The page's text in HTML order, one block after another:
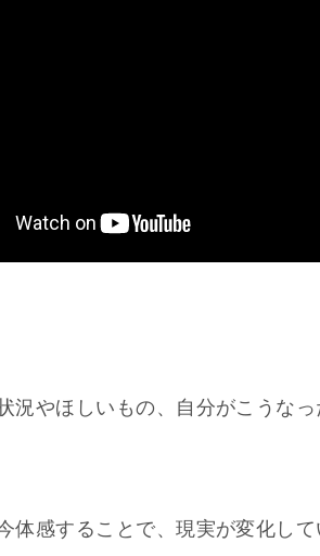
況やほしいもの、自分がこうな
体感することで、現実が変化して